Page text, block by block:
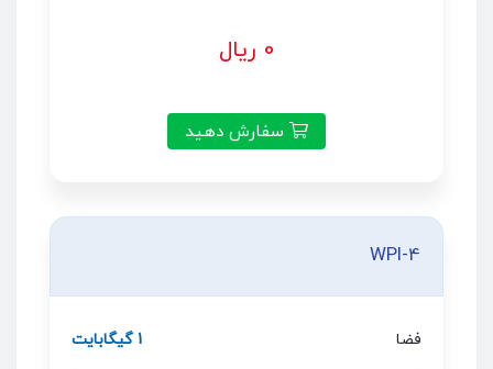
0 ریال
سفارش دهید
WPI-4
1 گیگابایت فضا